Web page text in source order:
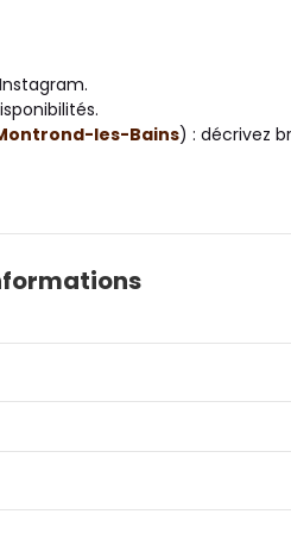
les-Bains) : décrivez